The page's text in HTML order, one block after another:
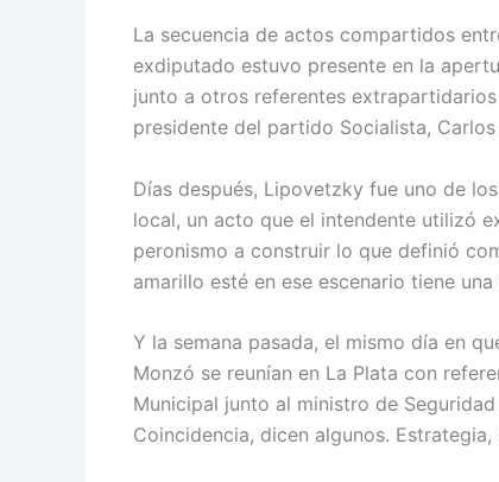
La secuencia de actos compartidos
exdiputado estuvo presente en la
junto a otros referentes
presidente del partido Socialista,
Días después, Lipovetzky fue uno de
local, un acto que el intendente utilizó
peronismo a construir lo que definió
amarillo esté en ese escenario tiene
Y la semana pasada, el mismo día en
Monzó se reunían en La Plata con
Municipal junto al ministro de
Coincidencia, dicen algunos.